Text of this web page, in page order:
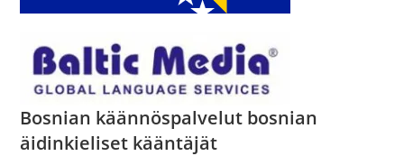
Bosnian käännöspalvelut bosnian
äidinkieliset kääntäjät